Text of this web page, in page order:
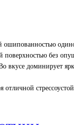
ошипованностью
без
вкусе доминирует